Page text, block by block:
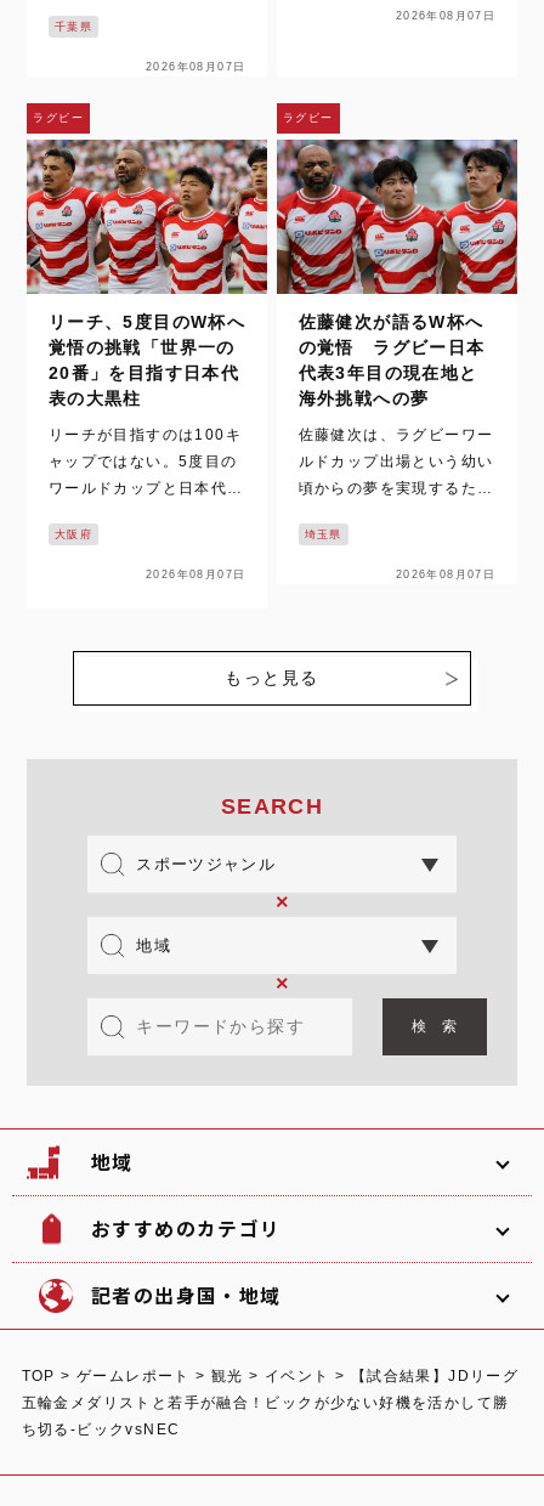
SEARCH
×
×
を越えて選手たちが躍動す
る夏。その中心に位置する
硬式クラブ野球選手権大会
だ。 今年は例年以上に特
別な意味を持つ。 前年度
王者…
千葉県
2026年08月07日
幌市の大和ハウス プレミ
がとブルーエンジェルスは
4連覇を狙い最…
2026年08月07日
ラグビー
リーチ、5度目のW杯へ
覚悟の挑戦「世界一の
20番」を目指す日本代
表の大黒柱
リーチが目指すのは100キ
ャップではない。5度目の
ワールドカップと日本代表
ンドは今なお進化を続けて
ージーで積み上げたキャッ
大阪府
2026年08月07日
ラグビー
佐藤健次が語るW杯へ
の覚悟 ラグビー日本
代表3年目の現在地と
海外挑戦への夢
佐藤健次は、ラグビーワー
ルドカップ出場という幼い
頃からの夢を実現するた
ズンに挑んでいる。 日本
代表の『2』番を目指す若
して、世界との戦い、加え
て将来的な海外挑戦も見据
えている…
埼玉県
2026年08月07日
もっと見る
地域
韓国 北海道
東北
おすすめのカテゴリ
ソフトボール
体験 宿泊
記者の出身国・地域
TOP > ゲームレポート > 観光 > イベント >
【試合結果】JDリーグ
五輪金メダリストと若手が融合！ビックが少ない好機を活かして勝
ち切る-ビックvsNEC